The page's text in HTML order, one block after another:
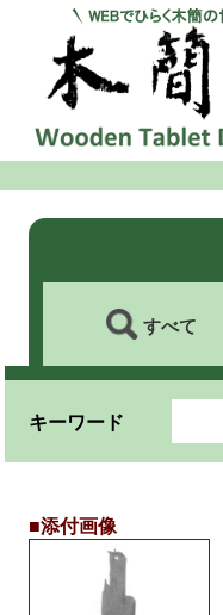
すべて
キーワード
■添付画像